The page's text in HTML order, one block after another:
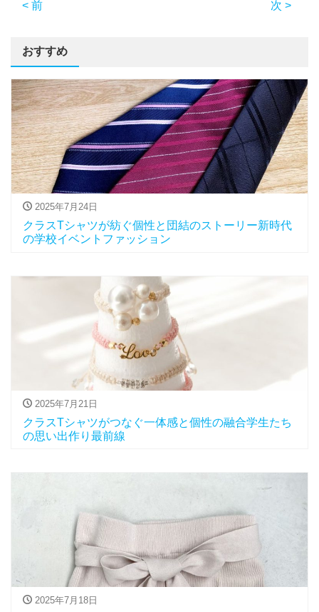
< 前 次 >
おすすめ
2025年7月24日
クラスTシャツが紡ぐ個性と団結のストーリー新時代
の学校イベントファッション
2025年7月21日
クラスTシャツがつなぐ一体感と個性の融合学生たち
の思い出作り最前線
2025年7月18日